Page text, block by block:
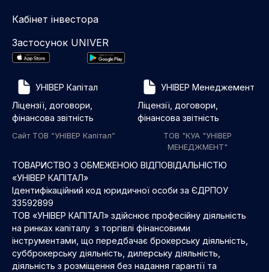
Кабінет інвестора
Застосунок UNIVER
УНІВЕР Капітал
Ліцензії, договори,
фінансова звітність
Сайт ТОВ “УНІВЕР Капітал”
УНІВЕР Менеджемент
Ліцензії, договори,
фінансова звітність
ТОВ "КУА "УНІВЕР
МЕНЕДЖМЕНТ"
ТОВАРИСТВО З ОБМЕЖЕНОЮ ВІДПОВІДАЛЬНІСТЮ
«УНІВЕР КАПІТАЛ»
Ідентифікаційний код юридичної особи за ЄДРПОУ
33592899
ТОВ «УНІВЕР КАПІТАЛ» здійснює професійну діяльність
на ринках капіталу з торгівлі фінансовими
інструментами, що передбачає брокерську діяльність,
субброкерську діяльність, дилерську діяльність,
діяльність з розміщення без надання гарантії та